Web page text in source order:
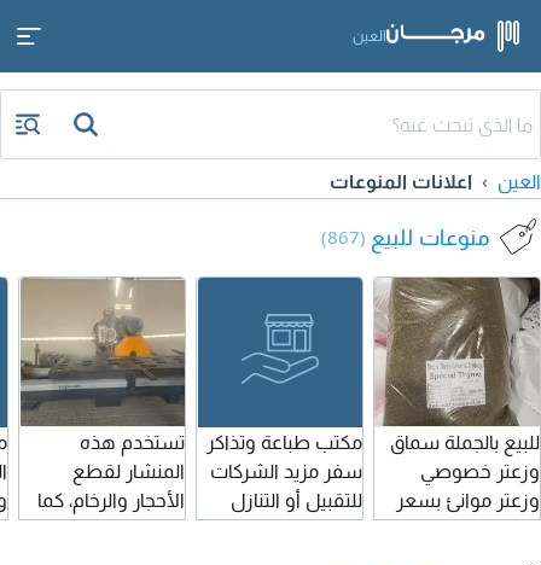
العين
العين اعلانات المنوعات
منوعات للبيع (867)
للبيع بالجملة سماق
وزعتر خصوصي
وزعتر موانئ بسعر
ممتاز
مكتب طباعة وتذاكر
سفر مزيد الشركات
للتقبيل أو التنازل
رخصة سارية فيها 3
تستخدم هذه
المنشار لقطع
الأحجار والرخام، كما
تستخدم لعمل